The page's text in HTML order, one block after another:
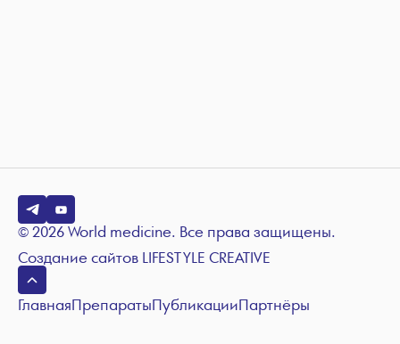
© 2026 World medicine. Все права защищены.
Создание сайтов LIFESTYLE CREATIVE
ГлавнаяПрепаратыПубликацииПартнёры